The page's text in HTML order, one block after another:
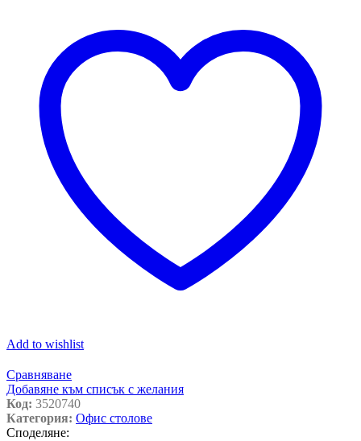
Add to wishlist
Сравняване
Добавяне към списък с желания
Код: 3520740
Категория: Офис столове
Споделяне: